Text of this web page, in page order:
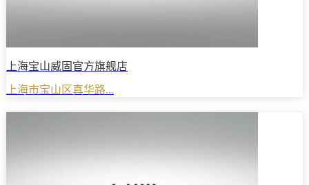
上海宝山威固官方旗舰店
上海市宝山区真华路...